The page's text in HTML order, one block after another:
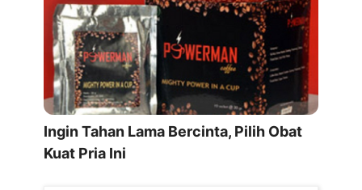
Ingin Tahan Lama Bercinta, Pilih Obat
Kuat Pria Ini